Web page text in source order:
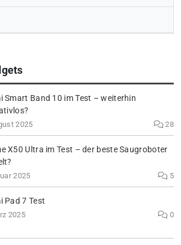
Smart Band 10 im Test – weiterhin
2025 28
X50 Ultra im Test – der beste Saugroboter
2025 5
Pad 7 Test
2025 0